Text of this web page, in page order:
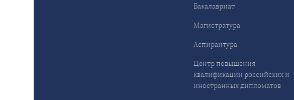
Бакалавриат
Магистратура
Аспирантура
Центр повышения
квалификации российских и
иностранных дипломатов